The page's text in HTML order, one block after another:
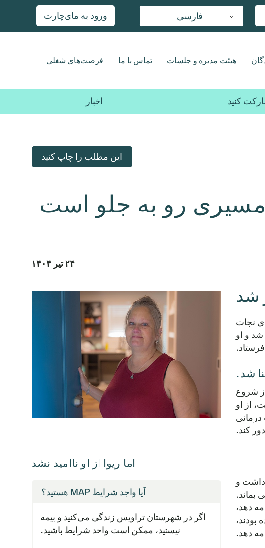
فارسی ورود به مای‌چارت
هیئت مدیره و جلسات تماس با ما فرصت‌های شغلی
کنید اخبار
این مطلب را چاپ کنید
مسیری رو به جلو است
۲۴ تیر ۱۴۰۴
شد
نجات
و او
شد.
شروع
از او
درمانی
کند.
اما ریوا از او ناامید نشد
داشت و
بماند.
دهد،
دهد.
آیا واجد شرایط MAP هستید؟
اگر در شهرستان تراویس زندگی می‌کنید و بیمه
نیستید، ممکن است واجد شرایط باشید.